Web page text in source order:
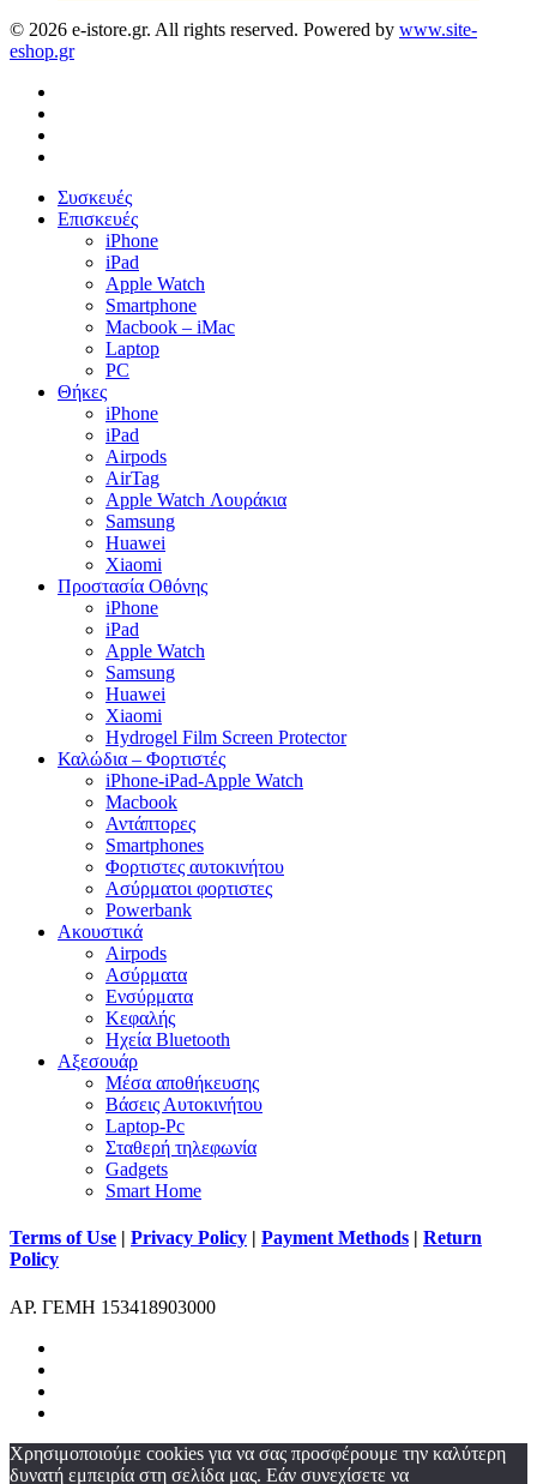
© 2026 e-istore.gr. All rights reserved. Powered by www.site-
eshop.gr
Menu
Close
Menu
Συσκευές
Επισκευές
iPhone
iPad
Apple Watch
Smartphone
Macbook – iMac
Laptop
PC
Θήκες
iPhone
iPad
Airpods
AirTag
Apple Watch Λουράκια
Samsung
Huawei
Xiaomi
Προστασία Οθόνης
iPhone
iPad
Apple Watch
Samsung
Huawei
Xiaomi
Hydrogel Film Screen Protector
Καλώδια – Φορτιστές
iPhone-iPad-Apple Watch
Macbook
Αντάπτορες
Smartphones
Φορτιστες αυτοκινήτου
Ασύρματοι φορτιστες
Powerbank
Ακουστικά
Airpods
Ασύρματα
Ενσύρματα
Κεφαλής
Ηχεία Bluetooth
Αξεσουάρ
Μέσα αποθήκευσης
Βάσεις Αυτοκινήτου
Laptop-Pc
Σταθερή τηλεφωνία
Gadgets
Smart Home
Terms of Use | Privacy Policy | Payment Methods | Return
Policy
ΑΡ. ΓΕΜΗ 153418903000
Χρησιμοποιούμε cookies για να σας προσφέρουμε την καλύτερη
δυνατή εμπειρία στη σελίδα μας. Εάν συνεχίσετε να